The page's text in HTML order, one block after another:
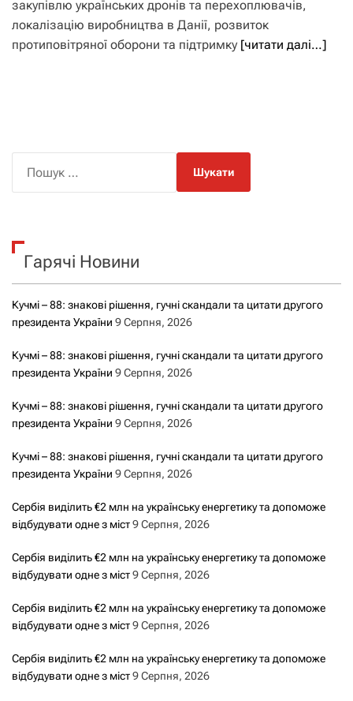
закупівлю українських дронів та перехоплювачів,
локалізацію виробництва в Данії, розвиток
протиповітряної оборони та підтримку [читати далі…]
к
Гарячі Новини
Кучмі – 88: знакові рішення, гучні скандали та цитати другого
президента України 9 Серпня, 2026
Кучмі – 88: знакові рішення, гучні скандали та цитати другого
президента України 9 Серпня, 2026
Кучмі – 88: знакові рішення, гучні скандали та цитати другого
президента України 9 Серпня, 2026
Кучмі – 88: знакові рішення, гучні скандали та цитати другого
президента України 9 Серпня, 2026
Сербія виділить €2 млн на українську енергетику та допоможе
відбудувати одне з міст9 Серпня, 2026
Сербія виділить €2 млн на українську енергетику та допоможе
відбудувати одне з міст9 Серпня, 2026
Сербія виділить €2 млн на українську енергетику та допоможе
відбудувати одне з міст9 Серпня, 2026
Сербія виділить €2 млн на українську енергетику та допоможе
відбудувати одне з міст9 Серпня, 2026